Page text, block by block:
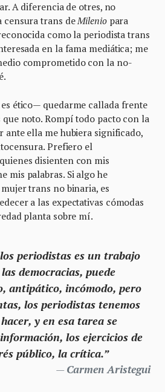
A diferencia de otres, no
censura trans deMilenio para
como la periodista trans
en la fama mediática; me
comprometido con la no-
ético— quedarme callada frente
noto. Rompí todo pacto con la
ante ella me hubiera significado,
Prefiero el
disienten con mis
mis palabras. Si algo he
trans no binaria, es
a las expectativas cómodas
planta sobre mí.
periodistas es un trabajo
democracias, puede
antipático, incómodo, pero
los periodistas tenemos
y en esa tarea se
los ejercicios de
público, la crítica.”
Carmen Aristegui